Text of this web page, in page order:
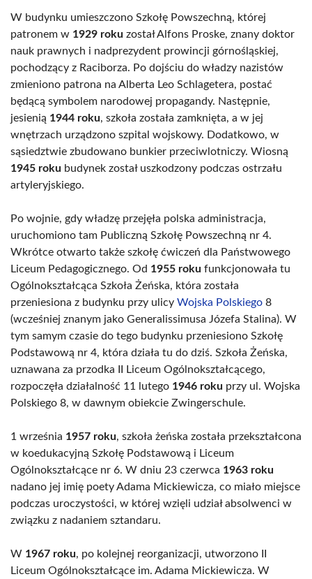
W budynku umieszczono Szkołę Powszechną, której
patronem w 1929 roku został Alfons Proske, znany doktor
nauk prawnych i nadprezydent prowincji górnośląskiej,
pochodzący z Raciborza. Po dojściu do władzy nazistów
zmieniono patrona na Alberta Leo Schlagetera, postać
będącą symbolem narodowej propagandy. Następnie,
jesienią 1944 roku, szkoła została zamknięta, a w jej
wnętrzach urządzono szpital wojskowy. Dodatkowo, w
sąsiedztwie zbudowano bunkier przeciwlotniczy. Wiosną
1945 roku budynek został uszkodzony podczas ostrzału
artyleryjskiego.
Po wojnie, gdy władzę przejęła polska administracja,
uruchomiono tam Publiczną Szkołę Powszechną nr 4.
Wkrótce otwarto także szkołę ćwiczeń dla Państwowego
Liceum Pedagogicznego. Od 1955 roku funkcjonowała tu
Ogólnokształcąca Szkoła Żeńska, która została
przeniesiona z budynku przy ulicy Wojska Polskiego 8
(wcześniej znanym jako Generalissimusa Józefa Stalina). W
tym samym czasie do tego budynku przeniesiono Szkołę
Podstawową nr 4, która działa tu do dziś. Szkoła Żeńska,
uznawana za przodka II Liceum Ogólnokształcącego,
rozpoczęła działalność 11 lutego 1946 roku przy ul. Wojska
Polskiego 8, w dawnym obiekcie Zwingerschule.
1 września 1957 roku, szkoła żeńska została przekształcona
w koedukacyjną Szkołę Podstawową i Liceum
Ogólnokształcące nr 6. W dniu 23 czerwca 1963 roku
nadano jej imię poety Adama Mickiewicza, co miało miejsce
podczas uroczystości, w której wzięli udział absolwenci w
związku z nadaniem sztandaru.
W 1967 roku, po kolejnej reorganizacji, utworzono II
Liceum Ogólnokształcące im. Adama Mickiewicza. W